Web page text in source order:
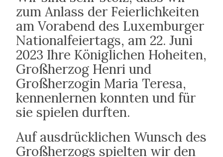
zum Anlass der Feierlichkeiten
am Vorabend des Luxemburger
Nationalfeiertags, am 22. Juni
2023 Ihre Königlichen Hoheiten,
Großherzog Henri und
Großherzogin Maria Teresa,
kennenlernen konnten und für
sie spielen durften.
Auf ausdrücklichen Wunsch des
Großherzogs spielten wir den